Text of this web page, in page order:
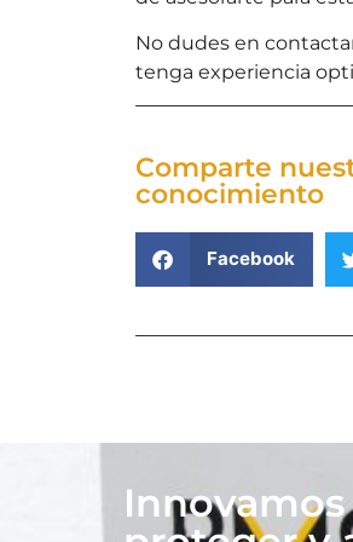
No dudes en
tenga experiencia
Comparte
conocimiento
Facebook